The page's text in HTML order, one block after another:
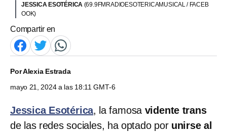
JESSICA ESOTÉRICA (69.9FMRADIOESOTERICAMUSICAL / FACEB
OOK)
Compartir en
PorAlexia Estrada
mayo 21, 2024 a las 18:11 GMT-6
Jessica Esotérica, la famosa vidente trans
de las redes sociales, ha optado por unirse al